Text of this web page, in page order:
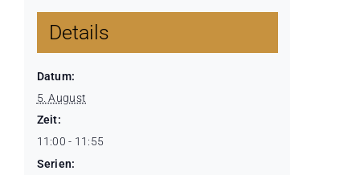
Details
Datum:
5. August
Zeit:
11:00 - 11:55
Serien: